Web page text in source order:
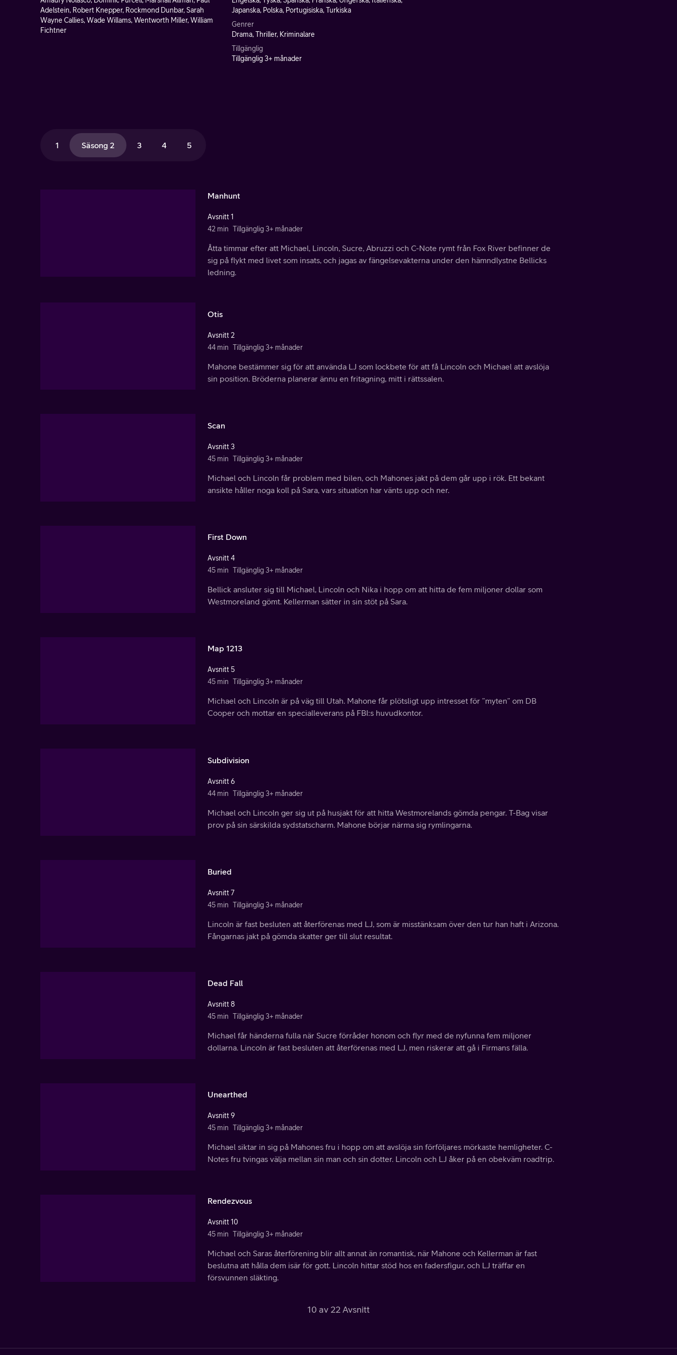
Adelstein, Robert Knepper, Rockmond Dunbar, Sarah
Wayne Callies, Wade Willams, Wentworth Miller, William
Fichtner
Japanska, Polska, Portugisiska, Turkiska
Genrer
Drama, Thriller, Kriminalare
Tillgänglig
Tillgänglig 3+ månader
1 Säsong 2 3 4 5
Manhunt
Avsnitt 1
42 min Tillgänglig 3+ månader
Åtta timmar efter att Michael, Lincoln, Sucre, Abruzzi och C-Note rymt från Fox River befinner de
sig på flykt med livet som insats, och jagas av fängelsevakterna under den hämndlystne Bellicks
ledning.
Otis
Avsnitt 2
44 min Tillgänglig 3+ månader
Mahone bestämmer sig för att använda LJ som lockbete för att få Lincoln och Michael att avslöja
sin position. Bröderna planerar ännu en fritagning, mitt i rättssalen.
Scan
Avsnitt 3
45 min Tillgänglig 3+ månader
Michael och Lincoln får problem med bilen, och Mahones jakt på dem går upp i rök. Ett bekant
ansikte håller noga koll på Sara, vars situation har vänts upp och ner.
First Down
Avsnitt 4
45 min Tillgänglig 3+ månader
Bellick ansluter sig till Michael, Lincoln och Nika i hopp om att hitta de fem miljoner dollar som
Westmoreland gömt. Kellerman sätter in sin stöt på Sara.
Map 1213
Avsnitt 5
45 min Tillgänglig 3+ månader
Michael och Lincoln är på väg till Utah. Mahone får plötsligt upp intresset för ”myten” om DB
Cooper och mottar en specialleverans på FBI:s huvudkontor.
Subdivision
Avsnitt 6
44 min Tillgänglig 3+ månader
Michael och Lincoln ger sig ut på husjakt för att hitta Westmorelands gömda pengar. T-Bag visar
prov på sin särskilda sydstatscharm. Mahone börjar närma sig rymlingarna.
Buried
Avsnitt 7
45 min Tillgänglig 3+ månader
Lincoln är fast besluten att återförenas med LJ, som är misstänksam över den tur han haft i Arizona.
Fångarnas jakt på gömda skatter ger till slut resultat.
Dead Fall
Avsnitt 8
45 min Tillgänglig 3+ månader
Michael får händerna fulla när Sucre förråder honom och flyr med de nyfunna fem miljoner
dollarna. Lincoln är fast besluten att återförenas med LJ, men riskerar att gå i Firmans fälla.
Unearthed
Avsnitt 9
45 min Tillgänglig 3+ månader
Michael siktar in sig på Mahones fru i hopp om att avslöja sin förföljares mörkaste hemligheter. C-
Notes fru tvingas välja mellan sin man och sin dotter. Lincoln och LJ åker på en obekväm roadtrip.
Rendezvous
Avsnitt 10
45 min Tillgänglig 3+ månader
Michael och Saras återförening blir allt annat än romantisk, när Mahone och Kellerman är fast
beslutna att hålla dem isär för gott. Lincoln hittar stöd hos en fadersfigur, och LJ träffar en
försvunnen släkting.
10 av 22 Avsnitt